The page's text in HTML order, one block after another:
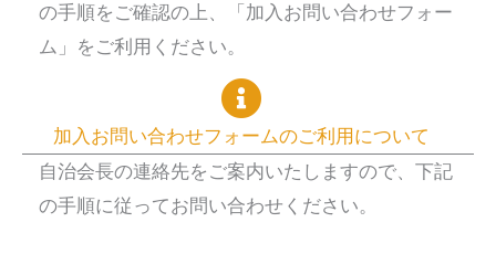
の手順をご確認の上、「加入お問い合わせフォー
ム」をご利用ください。
加入お問い合わせフォームのご利用について
自治会長の連絡先をご案内いたしますので、下記
の手順に従ってお問い合わせください。